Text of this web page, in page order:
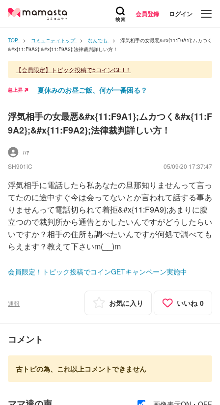
会員登録 ログイン
TOP コミュニティトップ なんでも
浮気相手の女最悪&#x{11:F9A1};ムカつく
&#x{11:F9A2};&#x{11:F9A2};法律裁判詳しい方！
【会員限定】トピック投稿で5コインGET！
急上昇 夏休みのお昼ご飯、何が一番困る？
浮気相手の女最悪&#x{11:F9A1};ムカつく&#x{11:F
9A2};&#x{11:F9A2};法律裁判詳しい方！
ﾊｧ
SH901iC 05/09/20 17:37:47
浮気相手に電話したら私あなたの旦那知りませんって言っ
てたのに途中すぐ今は会ってないとか言われて話する事あ
りませんって電話切られて着拒&#x{11:F9A9};あまりに腹
立つので裁判所から通告とかしたいんですがどうしたらい
いですか？相手の住所も調べたいんですが何処で調べても
らえます？教えて下さいm(__)m
会員限定！トピック投稿でコインGETキャンペーン実施中
通報 お気に入り いいね 0
コメント
古トピの為、これ以上コメントできません